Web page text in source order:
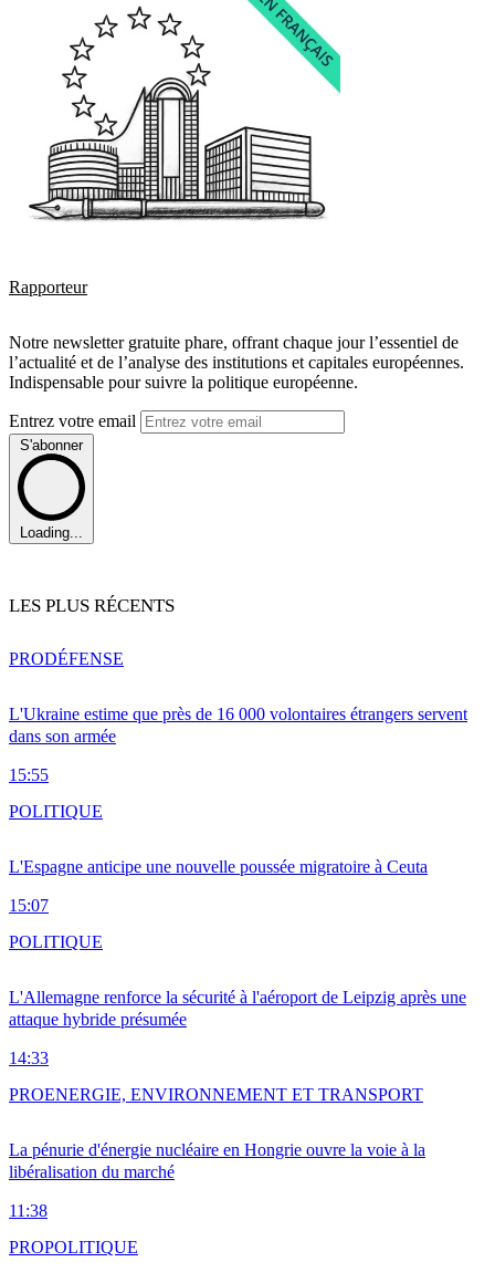
Rapporteur
Notre newsletter gratuite phare, offrant chaque jour l’essentiel de
l’actualité et de l’analyse des institutions et capitales européennes.
Indispensable pour suivre la politique européenne.
Entrez votre email
S'abonner
Loading...
LES PLUS RÉCENTS
L'Ukraine estime que près de 16 000 volontaires étrangers servent
dans son armée
15:55
PRODÉFENSE
L'Espagne anticipe une nouvelle poussée migratoire à Ceuta
15:07
POLITIQUE
L'Allemagne renforce la sécurité à l'aéroport de Leipzig après une
attaque hybride présumée
14:33
POLITIQUE
La pénurie d'énergie nucléaire en Hongrie ouvre la voie à la
libéralisation du marché
11:38
PROENERGIE, ENVIRONNEMENT ET TRANSPORT
PROPOLITIQUE